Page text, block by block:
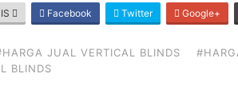
Facebook Twitter Google+
JUAL VERTICAL BLINDS
BLINDS